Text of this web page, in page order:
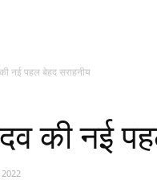
नई पहल बेहद सराहनीय
की नई
2022